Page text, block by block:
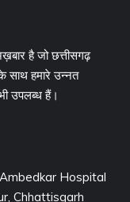
है जो छत्तीसगढ़
साथ हमारे उन्नत
उपलब्ध हैं।
Hospital
Chhattisgarh